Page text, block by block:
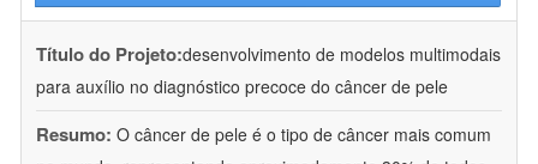
Título do Projeto:desenvolvimento de modelos multimodais
para auxílio no diagnóstico precoce do câncer de pele
Resumo: O câncer de pele é o tipo de câncer mais comum